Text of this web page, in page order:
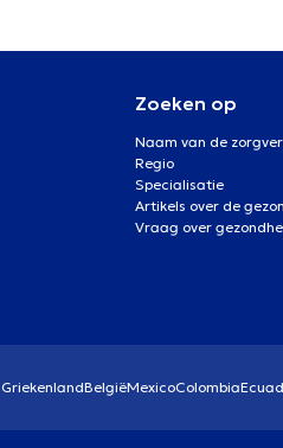
Zoeken op
Naam van de
Regio
Specialisatie
Artikels over de
Vraag over
GriekenlandBelgiëMexicoColombia